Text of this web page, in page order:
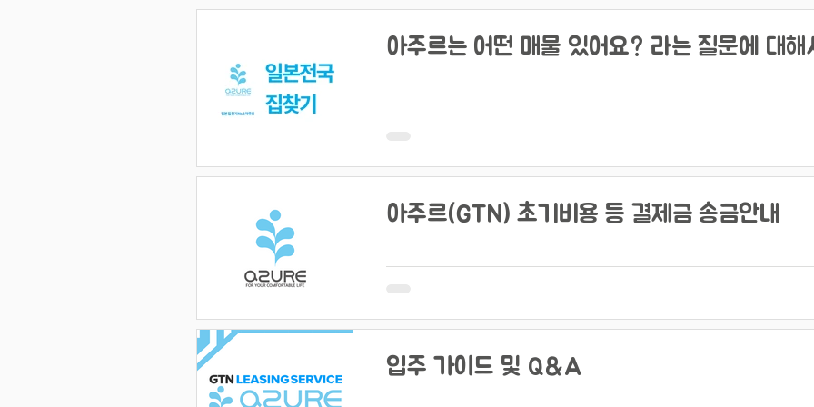
아주르는 어떤 매물 있어요? 라는 질문에 대해
아주르(GTN) 초기비용 등 결제금 송금안내
입주 가이드 및 Q&A